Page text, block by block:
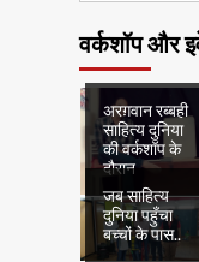
वर्कशॉप और
अरग़वान रब्बही
साहित्य दुनिया
की वर्कशॉप के
दौरान
जब साहित्य
दुनिया पहुँचा
बच्चों के पास..